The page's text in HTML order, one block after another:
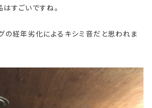
すごいですね。
の経年劣化によるキシミ音だと思われま